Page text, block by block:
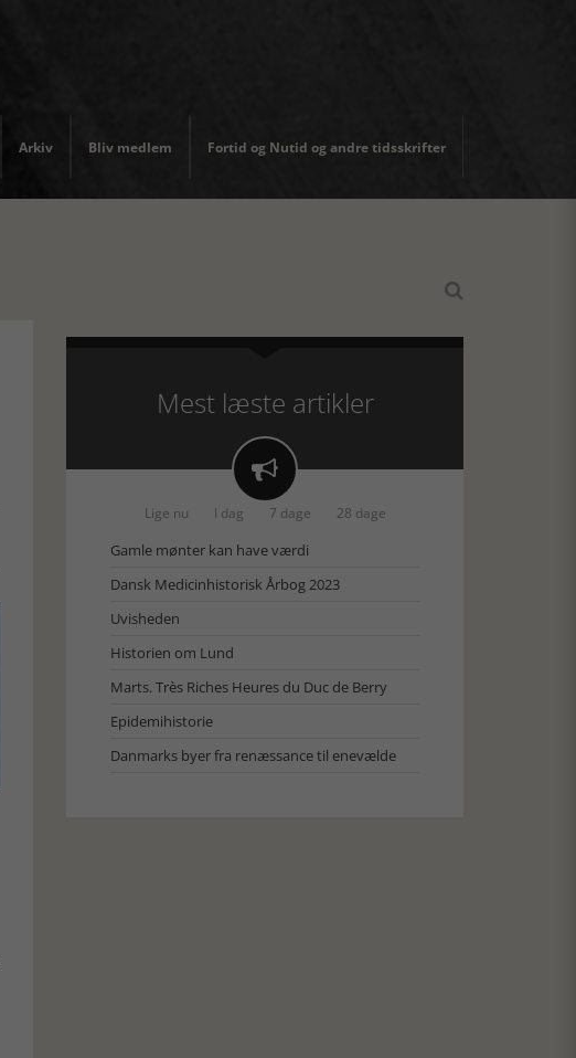
Arkiv Bliv medlem Fortid og Nutid og andre tidsskrifter

Mest læste artikler

Lige nu I dag 7 dage 28 dage
Gamle mønter kan have værdi
Dansk Medicinhistorisk Årbog 2023
Uvisheden
Historien om Lund
Marts. Très Riches Heures du Duc de Berry
Epidemihistorie
Danmarks byer fra renæssance til enevælde